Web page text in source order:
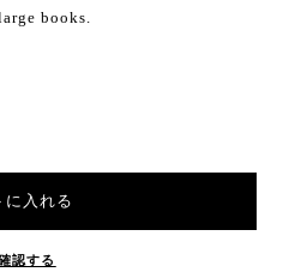
books.
に入れる
認する